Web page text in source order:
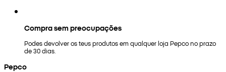
Compra sem preocupações
Podes devolver os teus produtos em qualquer loja Pepco no prazo
de 30 dias.
Pepco